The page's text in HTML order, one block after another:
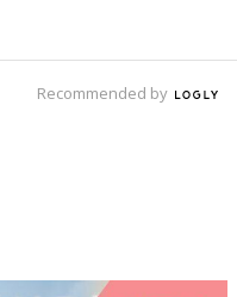
どをしないように注意
必要なケアを正しく行うこ
Recommended by